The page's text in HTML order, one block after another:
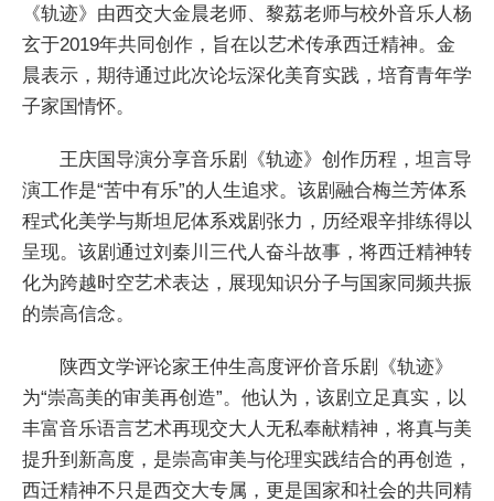
《轨迹》由西交大金晨老师、黎荔老师与校外音乐人杨
玄于2019年共同创作，旨在以艺术传承西迁精神。金
晨表示，期待通过此次论坛深化美育实践，培育青年学
子家国情怀。
王庆国导演分享音乐剧《轨迹》创作历程，坦言导
演工作是“苦中有乐”的人生追求。该剧融合梅兰芳体系
程式化美学与斯坦尼体系戏剧张力，历经艰辛排练得以
呈现。该剧通过刘秦川三代人奋斗故事，将西迁精神转
化为跨越时空艺术表达，展现知识分子与国家同频共振
的崇高信念。
陕西文学评论家王仲生高度评价音乐剧《轨迹》
为“崇高美的审美再创造”。他认为，该剧立足真实，以
丰富音乐语言艺术再现交大人无私奉献精神，将真与美
提升到新高度，是崇高审美与伦理实践结合的再创造，
西迁精神不只是西交大专属，更是国家和社会的共同精